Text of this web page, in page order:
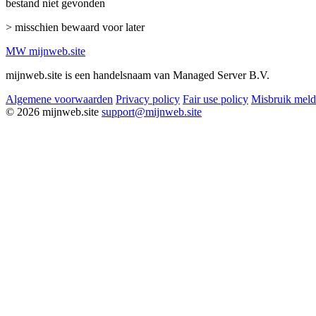
bestand niet gevonden
> misschien bewaard voor later
MW mijnweb.site
mijnweb.site is een handelsnaam van Managed Server B.V.
Algemene voorwaarden Privacy policy Fair use policy Misbruik
© 2026 mijnweb.site support@mijnweb.site